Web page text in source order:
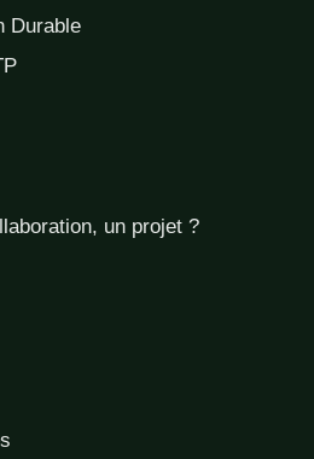
Durable
un projet ?